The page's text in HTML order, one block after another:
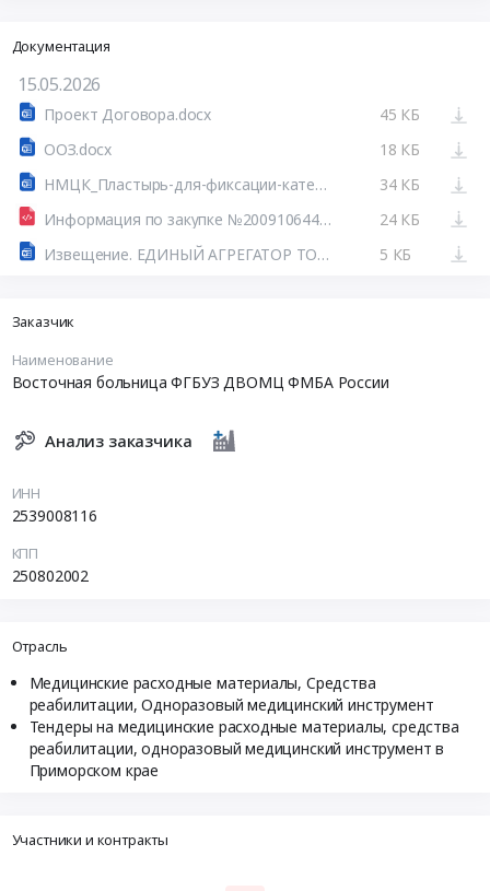
Документация
15.05.2026
Проект Договора.docx
45 КБ
ООЗ.docx
18 КБ
НМЦК_Пластырь-для-фиксации-катетеров-стер-8-6-.docx
34 КБ
Информация по закупке №200910644126100070.html
24 КБ
Извещение. ЕДИНЫЙ АГРЕГАТОР ТОРГОВЛИ
5 КБ
Заказчик
Наименование
Восточная больница ФГБУЗ ДВОМЦ ФМБА России
Анализ заказчика
ИНН
2539008116
КПП
250802002
Отрасль
Медицинские расходные материалы, Средства
реабилитации, Одноразовый медицинский инструмент
Тендеры на медицинские расходные материалы, средства
реабилитации, одноразовый медицинский инструмент в
Приморском крае
Участники и контракты